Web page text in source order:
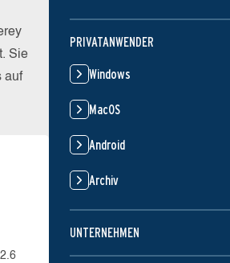
Sie
auf
PRIVATANWENDER
Windows
MacOS
Android
Archiv
UNTERNEHMEN